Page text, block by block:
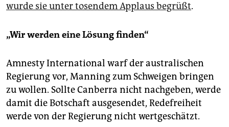
wurde sie unter tosendem Applaus begrüßt.
„Wir werden eine Lösung finden“
Amnesty International warf der australischen
Regierung vor, Manning zum Schweigen bringen
zu wollen. Sollte Canberra nicht nachgeben, werde
damit die Botschaft ausgesendet, Redefreiheit
werde von der Regierung nicht wertgeschätzt.